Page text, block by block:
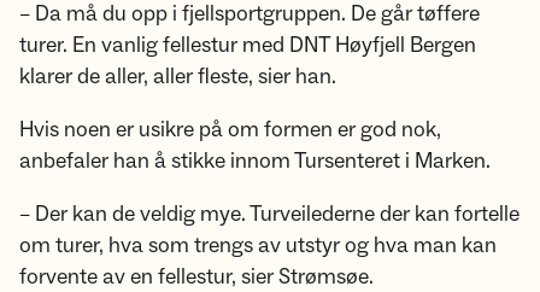
– Da må du opp i fjellsportgruppen. De går tøffere
turer. En vanlig fellestur med DNT Høyfjell Bergen
klarer de aller, aller fleste, sier han.
Hvis noen er usikre på om formen er god nok,
anbefaler han å stikke innom Tursenteret i Marken.
– Der kan de veldig mye. Turveilederne der kan fortelle
om turer, hva som trengs av utstyr og hva man kan
forvente av en fellestur, sier Strømsøe.